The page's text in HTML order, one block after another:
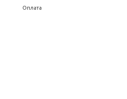
Оплата